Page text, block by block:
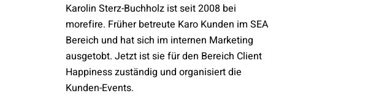
Karolin Sterz-Buchholz ist seit 2008 bei
morefire. Früher betreute Karo Kunden im SEA
Bereich und hat sich im internen Marketing
ausgetobt. Jetzt ist sie für den Bereich Client
Happiness zuständig und organisiert die
Kunden-Events.